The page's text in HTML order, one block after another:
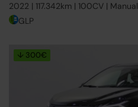
2022 | 117.342km | 100CV | Manual
GLP
↓ 300€